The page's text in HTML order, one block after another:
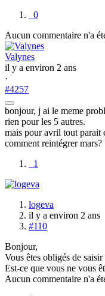
0
Aucun commentaire n'a
Valynes
il y a environ 2 ans
·
#4257
bonjour, j ai le meme
rien pour les 5 autres.
mais pour avril tout parait
comment reintégrer mars?
1
logeva
il y a environ 2 ans
#110
Bonjour,
Vous êtes obligés de
Est-ce que vous ne vous
Aucun commentaire n'a